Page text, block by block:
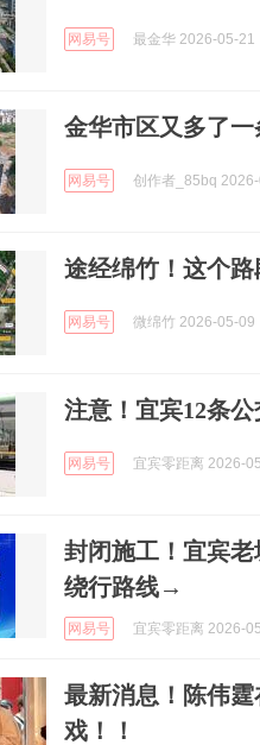
网易号 最金华 2026-05-21
金华市区又多了
网易号 创作者_85bq
途经绵竹！这个
网易号 微绵竹 2026-05-09
注意！宜宾12条公
网易号 宜宾零距离 2026-
封闭施工！宜宾老
绕行路线→
网易号 宜宾零距离 2026-
最新消息！陈伟
戏！！